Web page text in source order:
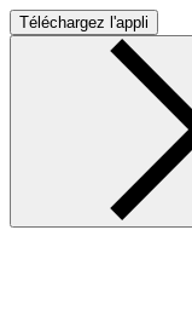
Téléchargez l'appli